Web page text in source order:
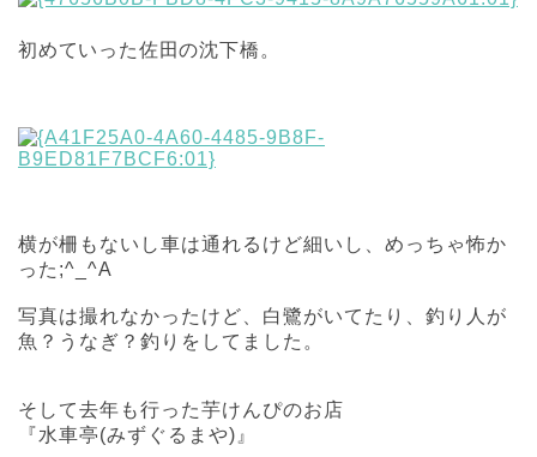
初めていった佐田の沈下橋。
横が柵もないし車は通れるけど細いし、めっちゃ怖か
った;^_^A
写真は撮れなかったけど、白鷺がいてたり、釣り人が
魚？うなぎ？釣りをしてました。
そして去年も行った芋けんぴのお店
『水車亭(みずぐるまや)』